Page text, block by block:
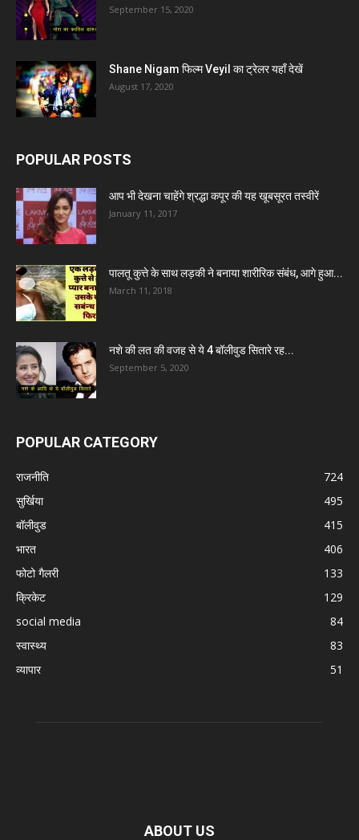
September 15, 2020
Shane Nigam फिल्म Veyil का ट्रेलर यहाँ देखें
August 17, 2020
POPULAR POSTS
आप भी देखना चाहेंगे श्रद्धा कपूर की यह खूबसूरत तस्वीरें
January 11, 2017
पालतू कुत्ते के साथ लड़की ने बनाया शारीरिक संबंध, आगे हुआ...
March 11, 2018
नशे की लत की वजह से ये 4 बॉलीवुड सितारे रह...
September 5, 2020
POPULAR CATEGORY
राजनीति
724
सुर्खिया
495
बॉलीवुड
415
भारत
406
फोटो गैलरी
133
क्रिकेट
129
social media
84
स्वास्थ्य
83
व्यापार
51
ABOUT US